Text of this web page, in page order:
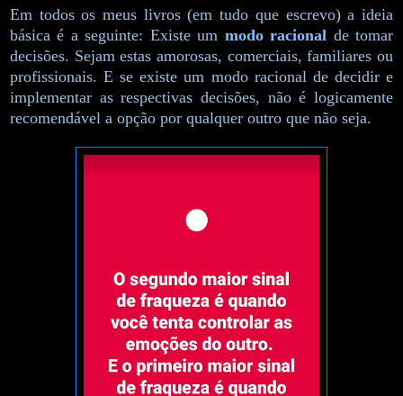
Em todos os meus livros (em tudo que escrevo) a ideia
básica é a seguinte: Existe um modo racional de tomar
decisões. Sejam estas amorosas, comerciais, familiares ou
profissionais. E se existe um modo racional de decidir e
implementar as respectivas decisões, não é logicamente
recomendável a opção por qualquer outro que não seja.